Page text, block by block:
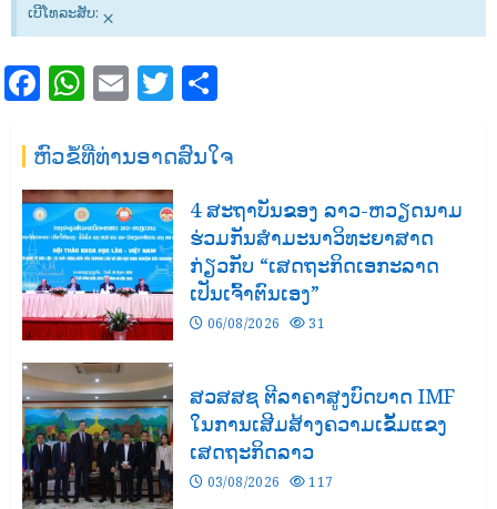
ເບີໂທລະສັບ: ×
Facebook
WhatsApp
EmailTwitter
ຫົວຂໍ້ທີ່ທ່ານອາດສົນໃຈ
4 ສະຖາບັນຂອງ ລາວ-ຫວຽດນາມ
ຮ່ວມກັນສໍາມະນາວິທະຍາສາດ
ກ່ຽວກັບ “ເສດຖະກິດເອກະລາດ
ເປັນເຈົ້າຕົນເອງ”
06/08/2026 31
ສວສສຊ ຕີລາຄາສູງບົດບາດ IMF
ໃນການເສີມສ້າງຄວາມເຂັ້ມແຂງ
ເສດຖະກິດລາວ
03/08/2026 117